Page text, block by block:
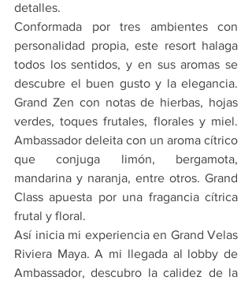
detalles.
Conformada por tres ambientes con
personalidad propia, este resort halaga
todos los sentidos, y en sus aromas se
descubre el buen gusto y la elegancia.
Grand Zen con notas de hierbas, hojas
verdes, toques frutales, florales y miel.
Ambassador deleita con un aroma cítrico
que conjuga limón, bergamota,
mandarina y naranja, entre otros. Grand
Class apuesta por una fragancia cítrica
frutal y floral.
Así inicia mi experiencia en Grand Velas
Riviera Maya. A mi llegada al lobby de
Ambassador, descubro la calidez de la